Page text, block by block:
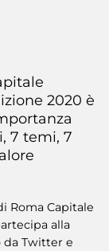
2020 è
7 temi, 7
Roma Capitale
alla
da Twitter e